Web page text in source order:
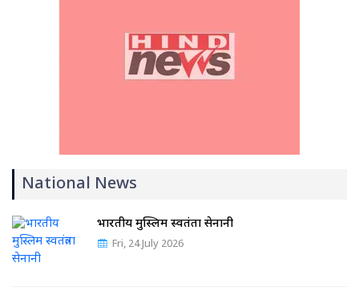
National News
भारतीय मुस्लिम स्वतंत्रता सेनानी
Fri, 24 July 2026